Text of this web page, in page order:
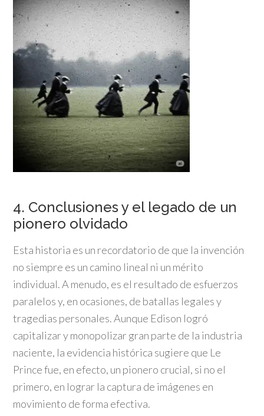
4. Conclusiones y el legado de un
pionero olvidado
Esta historia es un recordatorio de que la invención
no siempre es un camino lineal ni un mérito
individual. A menudo, es el resultado de esfuerzos
paralelos y, en ocasiones, de batallas legales y
tragedias personales. Aunque Edison logró
capitalizar y monopolizar gran parte de la industria
naciente, la evidencia histórica sugiere que Le
Prince fue, en efecto, un pionero crucial, si no el
primero, en lograr la captura de imágenes en
movimiento de forma efectiva.